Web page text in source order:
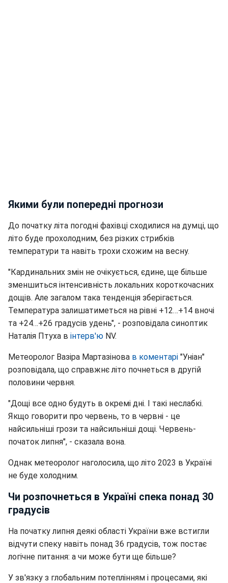
Якими були попередні прогнози
До початку літа погодні фахівці сходилися на думці, що
літо буде прохолодним, без різких стрибків
температури та навіть трохи схожим на весну.
"Кардинальних змін не очікується, єдине, ще більше
зменшиться інтенсивність локальних короткочасних
дощів. Але загалом така тенденція зберігається.
Температура залишатиметься на рівні +12…+14 вночі
та +24…+26 градусів удень", - розповідала синоптик
Наталія Птуха в інтерв'ю NV.
Метеоролог Вазіра Мартазінова в коментарі "Уніан"
розповідала, що справжнє літо почнеться в другій
половини червня.
"Дощі все одно будуть в окремі дні. І такі неслабкі.
Якщо говорити про червень, то в червні - це
найсильніші грози та найсильніші дощі. Червень-
початок липня", - сказала вона.
Однак метеоролог наголосила, що літо 2023 в Україні
не буде холодним.
Чи розпочнеться в Україні спека понад 30
градусів
На початку липня деякі області України вже встигли
відчути спеку навіть понад 36 градусів, тож постає
логічне питання: а чи може бути ще більше?
У зв'язку з глобальним потеплінням і процесами, які